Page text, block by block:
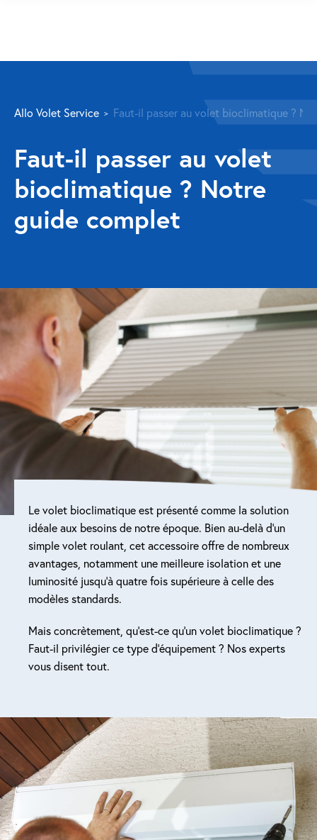
Volet roulant
Réparation
Volet roulant Velux
Au-delà de la fenêtre
Réparation volet battant
Réparation porte de garage
Modernisation et domotique
Centralisation volets roulants
Motoriser un volet roulant
ESPACE PRO
Prestations ad-hoc
Nous recrutons
QUI SOMMES-NOUS ?
Allo Volet Service Faut-il passer au volet bioclimatique ?
Faut-il passer au volet
bioclimatique ? Notre
guide complet
Le volet bioclimatique est présenté comme la solution
idéale aux besoins de notre époque. Bien au-delà d’un
simple volet roulant, cet accessoire offre de nombreux
avantages, notamment une meilleure isolation et une
luminosité jusqu’à quatre fois supérieure à celle des
modèles standards.
Mais concrètement, qu’est-ce qu’un volet bioclimatique ?
Faut-il privilégier ce type d’équipement ? Nos experts
vous disent tout.